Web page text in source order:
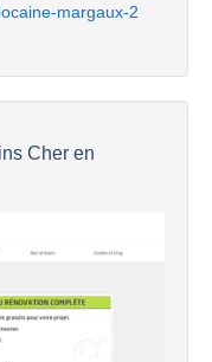
margaux-2
Cher en